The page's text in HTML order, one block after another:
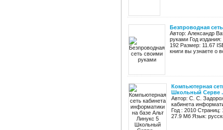
Безпроводная
Автор: Александр
руками Год
192 Размер: 11.67
книги вы узнаете о
Компьютерная
Школьный Серве
Автор: С. С.
кабинета
Год : 2010
27.9 Мб Язык: